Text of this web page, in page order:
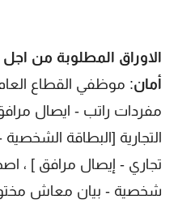
الاوراق المطلوبة من
أمان: موظفي القطاع
مفردات راتب - ايصال
التجارية [البطاقة
تجاري - إيصال مرافق ] ،
شخصية - بيان معاش